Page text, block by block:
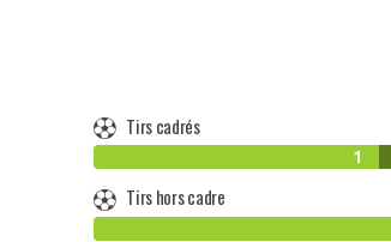
Tirs cadrés
1
Tirs hors cadre